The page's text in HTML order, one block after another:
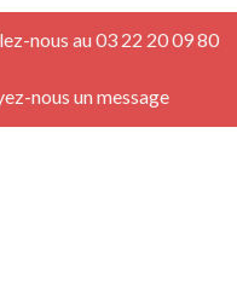
nous au 03 22 20 09 80
nous un message